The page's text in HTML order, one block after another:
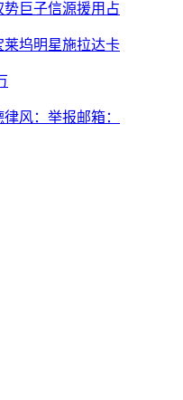
势巨子信源援用占
莱坞明星施拉达卡
风：举报邮箱：